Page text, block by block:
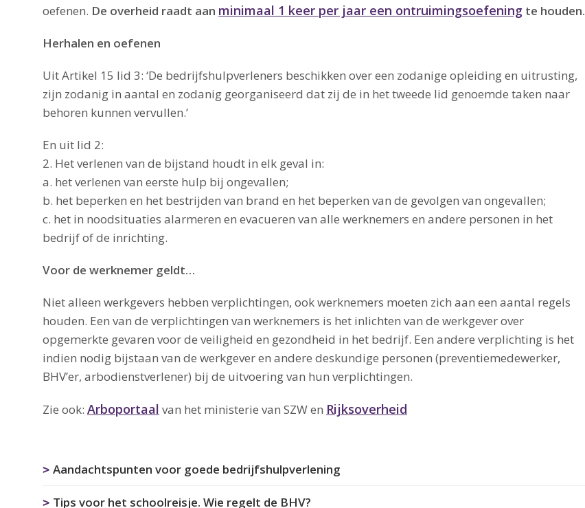
oefenen. De overheid raadt aan minimaal 1 keer per jaar een ontruimingsoefening te houden.
Herhalen en oefenen
Uit Artikel 15 lid 3: ‘De bedrijfshulpverleners beschikken over een zodanige opleiding en uitrusting,
zijn zodanig in aantal en zodanig georganiseerd dat zij de in het tweede lid genoemde taken naar
behoren kunnen vervullen.’
En uit lid 2:
2. Het verlenen van de bijstand houdt in elk geval in:
a. het verlenen van eerste hulp bij ongevallen;
b. het beperken en het bestrijden van brand en het beperken van de gevolgen van ongevallen;
c. het in noodsituaties alarmeren en evacueren van alle werknemers en andere personen in het
bedrijf of de inrichting.
Voor de werknemer geldt…
Niet alleen werkgevers hebben verplichtingen, ook werknemers moeten zich aan een aantal regels
houden. Een van de verplichtingen van werknemers is het inlichten van de werkgever over
opgemerkte gevaren voor de veiligheid en gezondheid in het bedrijf. Een andere verplichting is het
indien nodig bijstaan van de werkgever en andere deskundige personen (preventiemedewerker,
BHV’er, arbodienstverlener) bij de uitvoering van hun verplichtingen.
Zie ook: Arboportaal van het ministerie van SZW en Rijksoverheid
Aandachtspunten voor goede bedrijfshulpverlening
Tips voor het schoolreisje. Wie regelt de BHV?